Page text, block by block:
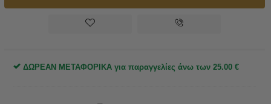
ΔΩΡΕΑΝ ΜΕΤΑΦΟΡΙΚΑ για παραγγελίες άνω των 25.00 €